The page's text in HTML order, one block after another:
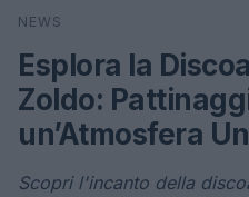
Cerca
NEWS
Esplora la
Zoldo:
un’Atmosfera
Scopri l'incanto della